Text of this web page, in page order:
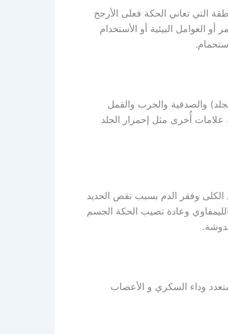
التي تعاني الحكة فعلى الأرجح
العوامل البيئية أو الأستخدام
والصدفية والجرب والقمل
أُخرى مثل إحمرار الجلد
وفقر الدم بسبب نقص الحديد
وعادة تصيب الحكة الجسم
وداء السكري و الأعصاب